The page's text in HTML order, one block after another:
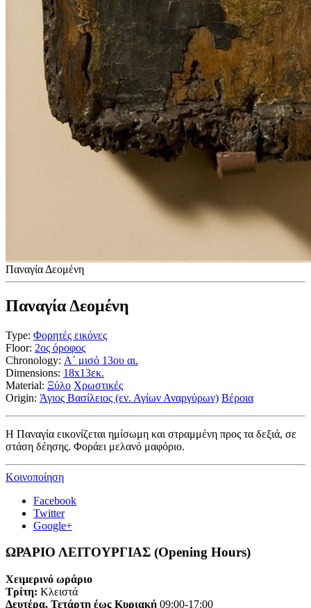
Παναγία Δεομένη
Παναγία Δεομένη
Type: Φορητές εικόνες
Floor: 2ος όροφος
Chronology: Α΄ μισό 13ου αι.
Dimensions: 18x13εκ.
Material: Ξύλο Χρωστικές
Origin: Άγιος Βασίλειος (εν. Αγίων Αναργύρων) Βέροια
Η Παναγία εικονίζεται ημίσωμη και στραμμένη προς τα δεξιά, σε
στάση δέησης. Φοράει μελανό μαφόριο.
Κοινοποίηση
Facebook
Twitter
Google+
ΩΡΑΡΙΟ ΛΕΙΤΟΥΡΓΙΑΣ (Opening Hours)
Χειμερινό ωράριο
Τρίτη: Κλειστά
Δευτέρα, Τετάρτη έως Κυριακή 09:00-17:00